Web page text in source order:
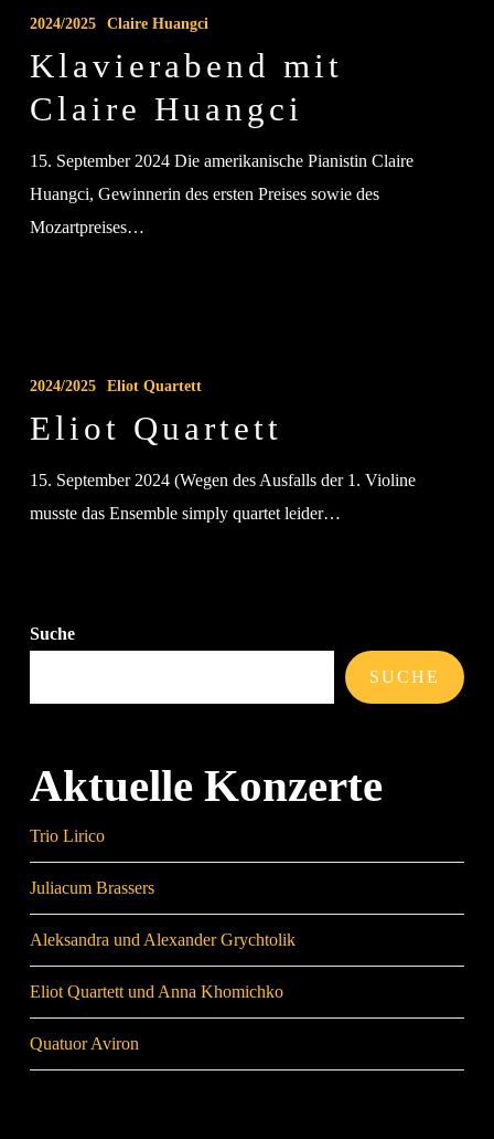
mit
Claire
Huangci
2024/2025 Claire Huangci
Klavierabend mit
Claire Huangci
15. September 2024 Die amerikanische Pianistin Claire
Huangci, Gewinnerin des ersten Preises sowie des
Mozartpreises…
Quartett
2024/2025 Eliot Quartett
Eliot Quartett
15. September 2024 (Wegen des Ausfalls der 1. Violine
musste das Ensemble simply quartet leider…
Suche
SUCHE
Aktuelle Konzerte
Trio Lirico
Juliacum Brassers
Aleksandra und Alexander Grychtolik
Eliot Quartett und Anna Khomichko
Quatuor Aviron